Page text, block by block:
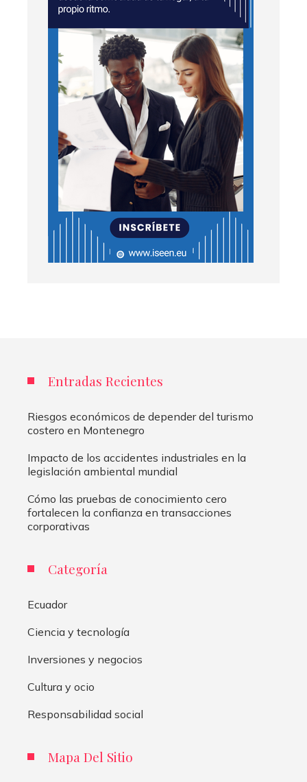
Entradas Recientes
Riesgos económicos de depender del turismo
costero en Montenegro
Impacto de los accidentes industriales en la
legislación ambiental mundial
Cómo las pruebas de conocimiento cero
fortalecen la confianza en transacciones
corporativas
Categoría
Ecuador
Ciencia y tecnología
Inversiones y negocios
Cultura y ocio
Responsabilidad social
Mapa Del Sitio